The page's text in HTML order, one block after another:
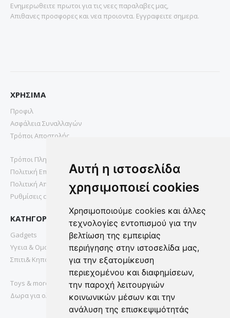
Αυτή η ιστοσελίδα
χρησιμοποιεί cookies
Χρησιμοποιούμε cookies και άλλες
τεχνολογίες εντοπισμού για την
βελτίωση της εμπειρίας
περιήγησης στην ιστοσελίδα μας,
για την εξατομίκευση
περιεχομένου και διαφημίσεων,
την παροχή λειτουργιών
κοινωνικών μέσων και την
ανάλυση της επισκεψιμότητάς
Ενημερωθειτε πρωτοι για τις νεες παραλαβες μας,
Απιθανες προσφορες και νεα προιοντα. Εγγραφειτε σημερα.
ΧΡΗΣΙΜΑ
Προφιλ
Ασφάλεια Συναλλαγών
Τρόποι Αποστολής
Τρόποι Πληρωμής
Πολιτική Επιστροφών
Πολιτική Απορρήτου
Ρυθμίσεις cookies
ΚΑΤΗΓΟΡΙΕΣ
Gadgets
Υγεια & Ομορφια
Σπιτι& Κηπος
Toys & more
Δωρα για ολους